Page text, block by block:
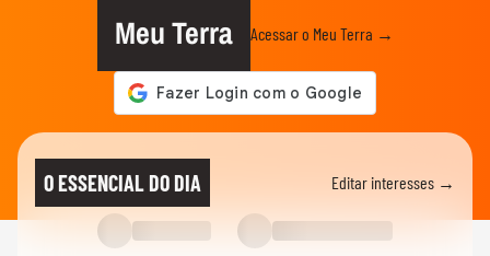
Meu Terra Acessar o Meu Terra →
O ESSENCIAL DO DIA Editar interesses →